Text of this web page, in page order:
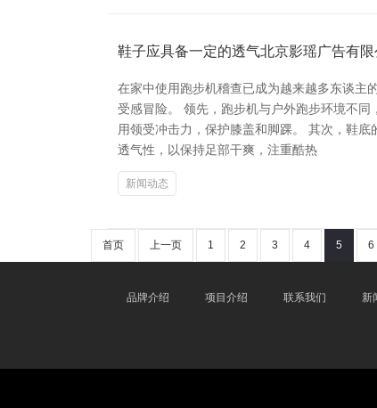
鞋子应具备一定的透气北京影瑶广告有限
在家中使用跑步机稽查已成为越来越多东谈主
受感冒险。 领先，跑步机与户外跑步环境不
用领受冲击力，保护膝盖和脚踝。 其次，鞋
透气性，以保持足部干爽，注重酷热
新闻动态
首页 上一页 1 2 3 4 5 6
品牌介绍 项目介绍 联系我们 新